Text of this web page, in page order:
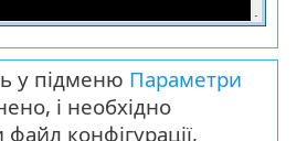
у підменю Параметри
і необхідно
конфігурації,